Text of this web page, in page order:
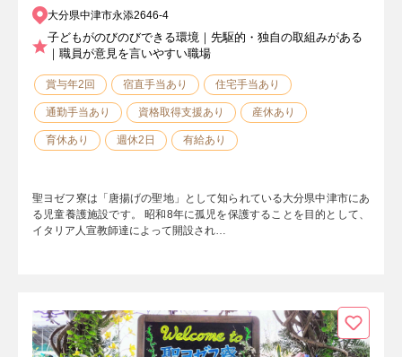
大分県中津市永添2646-4
子どもがのびのびできる環境｜先駆的・独自の取組みがある
｜職員が意見を言いやすい職場
賞与年2回 宿直手当あり 住宅手当あり
通勤手当あり 資格取得支援あり 産休あり
育休あり 週休2日 有給あり
聖ヨゼフ寮は「唐揚げの聖地」として知られている大分県中津市にあ
る児童養護施設です。 昭和8年に孤児を保護することを目的として、
イタリア人宣教師達によって開設され…